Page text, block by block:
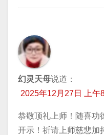
幻灵天母说道：
2025年12月27日 上午
恭敬顶礼上师！随喜功
开示！祈请上师慈悲加